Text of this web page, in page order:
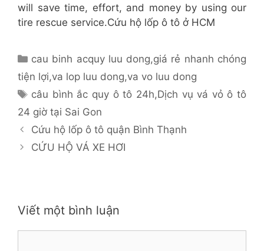
will save time, effort, and money by using our
tire rescue service.Cứu hộ lốp ô tô ở HCM
Danh
mục
cau binh acquy luu dong,giá rẻ nhanh chóng
tiện lợi,va lop luu dong,va vo luu dong
Thẻ
câu bình ắc quy ô tô 24h,Dịch vụ vá vỏ ô tô
24 giờ tại Sai Gon
Cứu hộ lốp ô tô quận Bình Thạnh
CỨU HỘ VÁ XE HƠI
Viết một bình luận